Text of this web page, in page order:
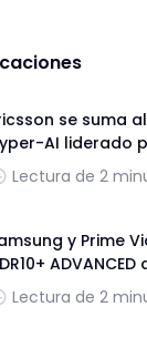
se suma
AI liderado
Lectura de 2
y Prime
Lectura de 2